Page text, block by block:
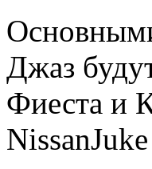
Джаз
Фиеста и